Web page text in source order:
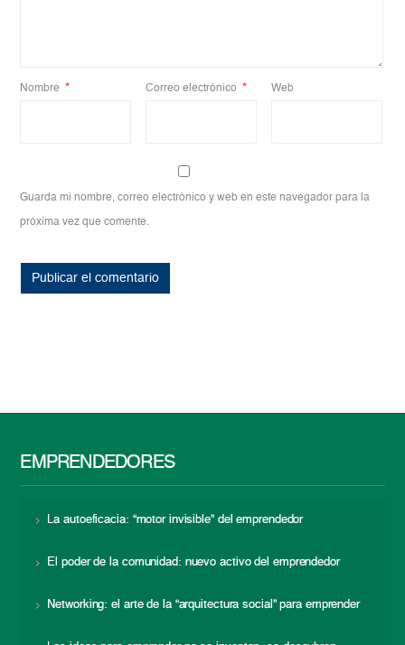
Nombre * Correo electrónico * Web
Guarda mi nombre, correo electrónico y web en este navegador para la
próxima vez que comente.
EMPRENDEDORES
La autoeficacia: “motor invisible” del emprendedor
El poder de la comunidad: nuevo activo del emprendedor
Networking: el arte de la “arquitectura social” para emprender